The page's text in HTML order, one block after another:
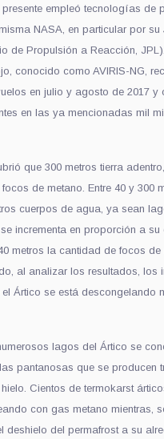
empleó tecnologías de
NASA, en particular por su
de Propulsión a Reacción,
conocido como AVIRIS-NG,
en julio y agosto de 2017 y
en las ya mencionadas mil
que 300 metros tierra
de metano. Entre 40 y 300
cuerpos de agua, ya sean
incrementa en proporción a
metros la cantidad de focos de
al analizar los resultados, los
Ártico se está descongelando
lagos del Ártico se
pantanosas que se producen
Cientos de termokarst
con gas metano mientras,
deshielo del permafrost a su